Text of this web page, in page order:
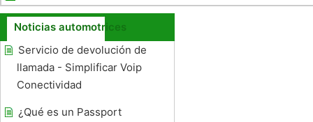
resorte correctamente
Noticias automotrices
Servicio de devolución de
llamada - Simplificar Voip
Conectividad
¿Qué es un Passport